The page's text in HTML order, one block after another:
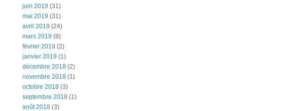
juin 2019 (31)
mai 2019 (31)
avril 2019 (24)
mars 2019 (8)
février 2019 (2)
janvier 2019 (1)
décembre 2018 (2)
novembre 2018 (1)
octobre 2018 (3)
septembre 2018 (1)
août 2018 (3)